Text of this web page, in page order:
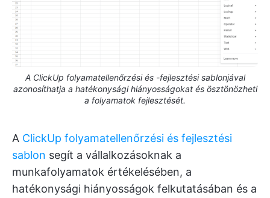
A ClickUp folyamatellenőrzési és -fejlesztési sablonjával
azonosíthatja a hatékonysági hiányosságokat és ösztönözheti
a folyamatok fejlesztését.
A ClickUp folyamatellenőrzési és fejlesztési
sablon segít a vállalkozásoknak a
munkafolyamatok értékelésében, a
hatékonysági hiányosságok felkutatásában és a